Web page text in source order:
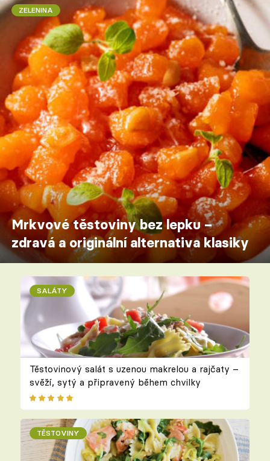
ZELENINA
Mrkvové těstoviny bez lepku –
zdravá a originální alternativa klasiky
SALÁTY
Těstovinový salát s uzenou makrelou a rajčaty –
svěží, sytý a připravený během chvilky
TĚSTOVINY